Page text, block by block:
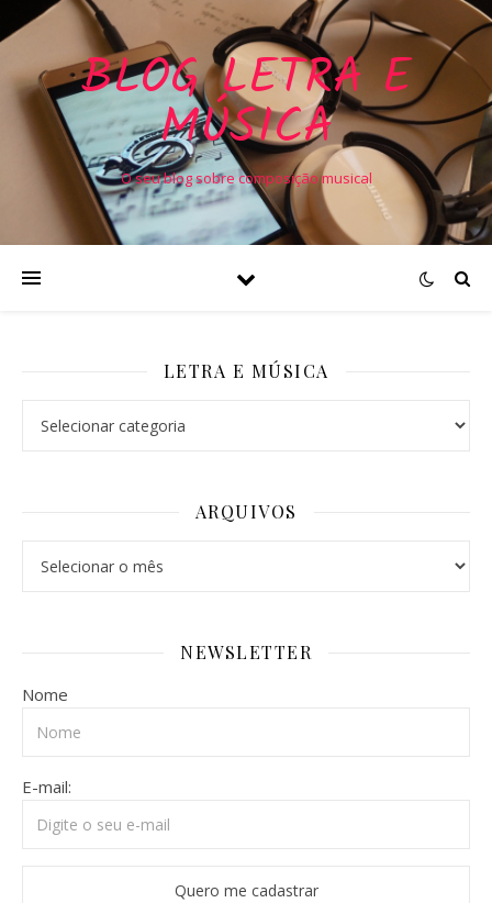
BLOG LETRA E
MÚSICA
O seu blog sobre composição musical
LETRA E MÚSICA
ARQUIVOS
NEWSLETTER
Nome
E-mail: